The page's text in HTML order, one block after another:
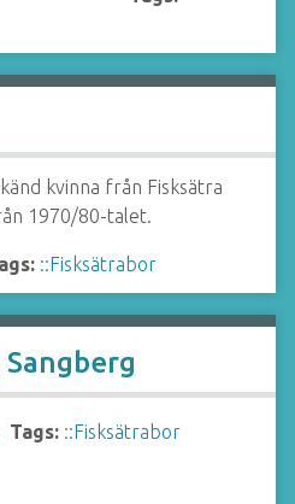
kvinna från Fisksätra
1970/80-talet.
::Fisksätrabor
Tags: ::Fisksätrabor